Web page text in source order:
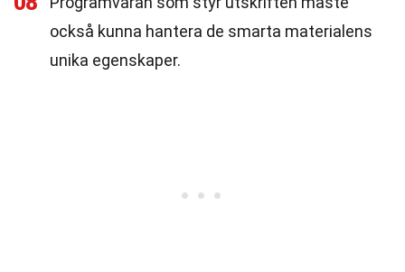
också kunna hantera de smarta materialens
unika egenskaper.